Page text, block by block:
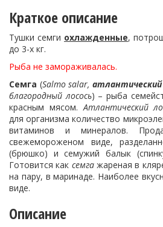
Краткое описание
Тушки семги охлажденные,
до 3-х кг.
Рыба не замораживалась.
Семга (Salmo salar,атлантический
благородный лосось) – рыба
красным мясом.Атлантический
для организма количество
витаминов и минералов.
свежемороженом виде,
(брюшко) и семужий балык
Готовится как семгажареная в
на пару, в маринаде. Наиболее
виде.
Описание